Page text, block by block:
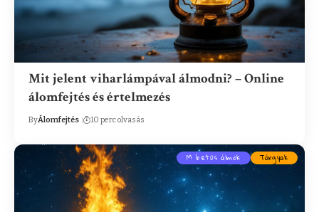
Mit jelent viharlámpával álmodni? – Online
álomfejtés és értelmezés
ByÁlomfejtés 10 perc olvasás
M betűs álmok Tárgyak